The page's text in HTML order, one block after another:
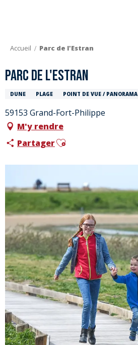
Accueil Parc de l'Estran
Parc de l'Estran
DUNE PLAGE POINT DE VUE / PANORAMA
59153 Grand-Fort-Philippe
M'y rendre
PartagerAjouter aux favoris